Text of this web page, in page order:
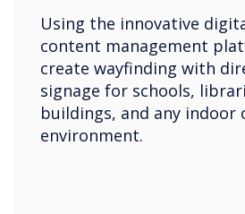
Using the innovative
content management
create wayfinding with
signage for schools,
buildings, and any indoor
environment.